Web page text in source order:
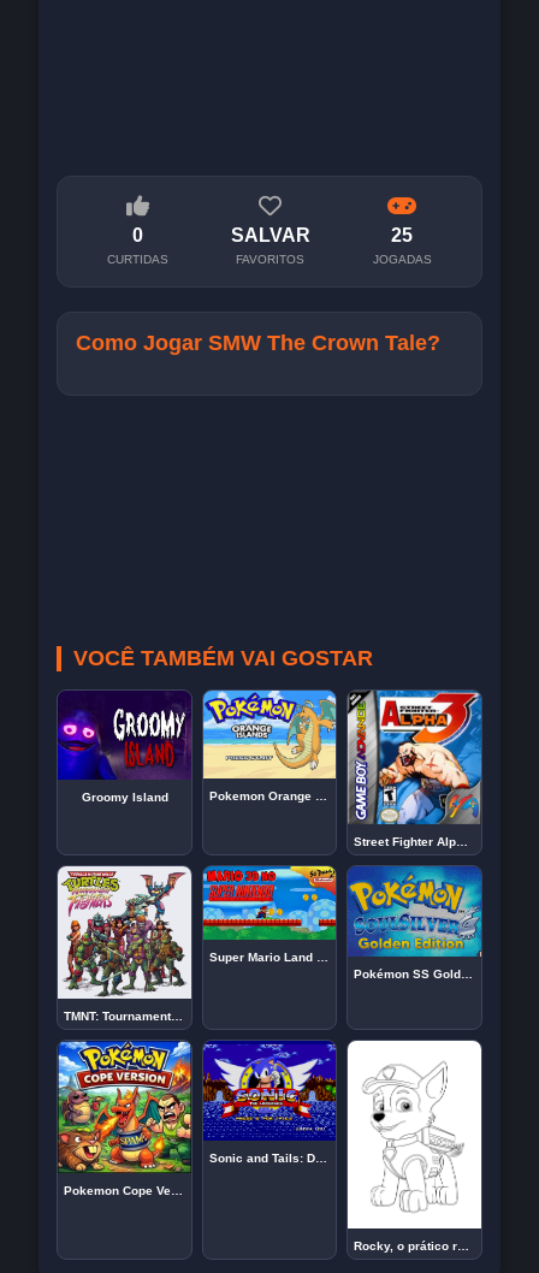
0
CURTIDAS
SALVAR
FAVORITOS
25
JOGADAS
Como Jogar SMW The Crown Tale?
VOCÊ TAMBÉM VAI GOSTAR
Groomy Island Pokemon Orange Islands
TMNT: Tournament Fighters
Super Mario Land pra SUPER NINTENDO EM 3D!
Pokémon SS Golden Edition (Português) [v2.0]
Pokemon Cope Version Online
Sonic and Tails: Double Trouble